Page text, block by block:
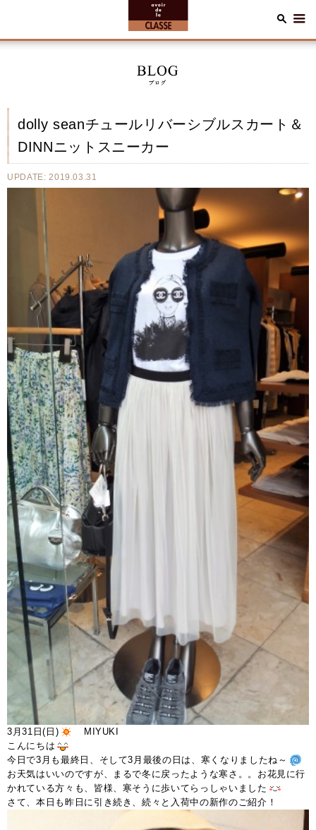
dolly seanチュールリバーシブルスカート＆
DINNニットスニーカー
UPDATE: 2019.03.31
3月31日(日)
MIYUKI
こんにちは
今日で3月も最終日、そして3月最後の日は、寒くなりましたね～
お天気はいいのですが、まるで冬に戻ったような寒さ。。お花見に行
かれている方々も、皆様、寒そうに歩いてらっしゃいました
さて、本日も昨日に引き続き、続々と入荷中の新作のご紹介！